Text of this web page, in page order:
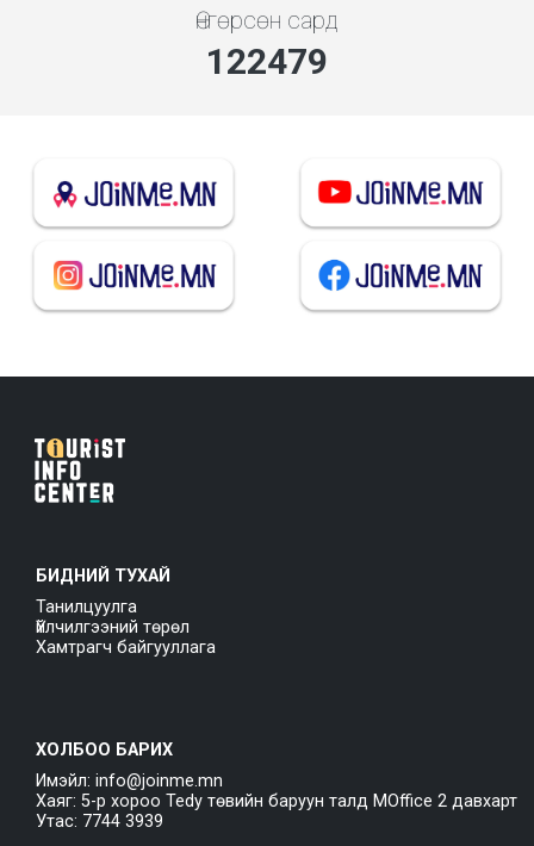
Өнгөрсөн сард
131901
БИДНИЙ ТУХАЙ
Танилцуулга
Үйлчилгээний төрөл
Хамтрагч байгууллага
ХОЛБОО БАРИХ
Имэйл: info@joinme.mn
Хаяг: 5-р хороо Tedy төвийн баруун талд MOffice 2 давхарт
Утас: 7744 3939